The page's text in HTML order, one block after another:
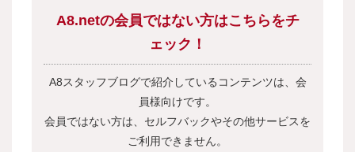
A8.netの会員ではない方はこちらをチ
ェック！
A8スタッフブログで紹介しているコンテンツは、会
員様向けです。
会員ではない方は、セルフバックやその他サービスを
ご利用できません。